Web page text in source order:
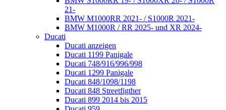
21-
BMW M1000RR 2021- / S1000R 2021-
BMW M1000R / RR 2025- und XR 2024-
Ducati
Ducati anzeigen
Ducati 1199 Panigale
Ducati 748/916/996/998
Ducati 1299 Panigale
Ducati 848/1098/1198
Ducati 848 Streetfigther
Ducati 899 2014 bis 2015